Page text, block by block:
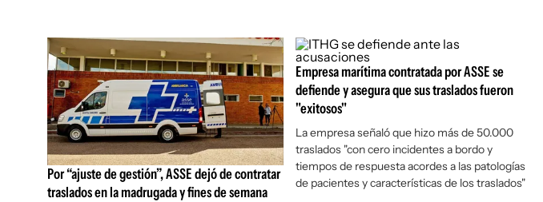
Por “ajuste de gestión”, ASSE dejó de contratar
traslados en la madrugada y fines de semana
Empresa marítima contratada por ASSE se
defiende y asegura que sus traslados fueron
"exitosos"
La empresa señaló que hizo más de 50.000
traslados "con cero incidentes a bordo y
tiempos de respuesta acordes a las patologías
de pacientes y características de los traslados"